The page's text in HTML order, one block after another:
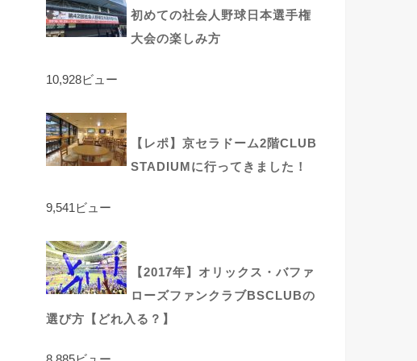
初めての社会人野球日本選手権
大会の楽しみ方
10,928ビュー
【レポ】京セラドーム2階CLUB
STADIUMに行ってきました！
9,541ビュー
【2017年】オリックス・バファ
ローズファンクラブBSCLUBの
選び方【どれ入る？】